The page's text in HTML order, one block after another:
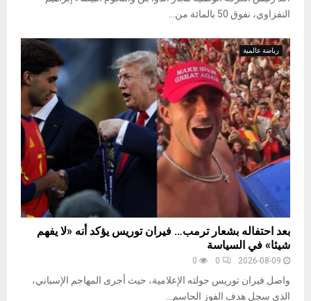
النفزاوي، نفوق 50 بالمائة من...
رياضة عالمية
بعد احتفاله بشعار ترمب… فيران توريس يؤكد أنه «لا يفهم
شيئا» في السياسة
2026-08-09
0
0
واصل فيران توريس جولته الإعلامية، حيث أجرى المهاجم الإسباني،
الذي سجل هدف الفوز الحاسم...